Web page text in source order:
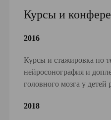
Курсы и
2016
Курсы и стажировка по
нейросонография и
головного мозга у детей
2018